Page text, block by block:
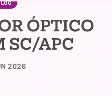
ÓPTICO
SC/APC
2026